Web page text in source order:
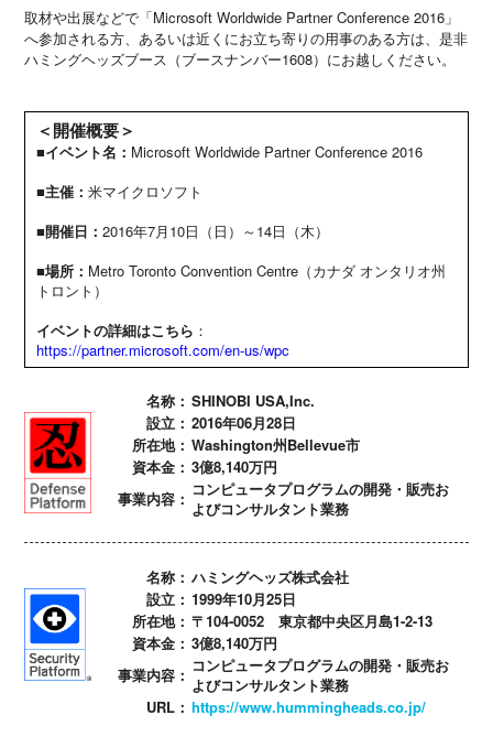
取材や出展などで「Microsoft Worldwide Partner Conference 2016」
へ参加される方、あるいは近くにお立ち寄りの用事のある方は、是非
ハミングヘッズブース（ブースナンバー1608）にお越しください。
＜開催概要＞
■イベント名： Microsoft Worldwide Partner Conference 2016
■主催：米マイクロソフト
■開催日：2016年7月10日（日）～14日（木）
■場所： Metro Toronto Convention Centre（カナダ オンタリオ州
トロント）
イベントの詳細はこちら ：
https://partner.microsoft.com/en-us/wpc
名称： SHINOBI USA,Inc.
設立： 2016年06月28日
所在地： Washington州Bellevue市
資本金： 3億8,140万円
事業内容： コンピュータプログラムの開発・販売お
よびコンサルタント業務
名称： ハミングヘッズ株式会社
設立： 1999年10月25日
所在地： 〒104-0052 東京都中央区月島1-2-13
資本金： 3億8,140万円
事業内容： コンピュータプログラムの開発・販売お
よびコンサルタント業務
URL： https://www.hummingheads.co.jp/